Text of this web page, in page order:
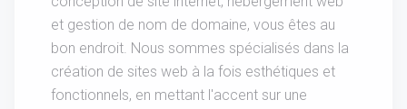
et gestion de nom de domaine, vous êtes au
bon endroit. Nous sommes spécialisés dans la
création de sites web à la fois esthétiques et
fonctionnels, en mettant l'accent sur une